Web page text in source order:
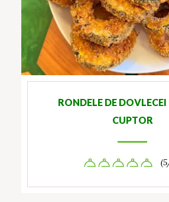
RONDELE DE DOVLECEI
CUPTOR